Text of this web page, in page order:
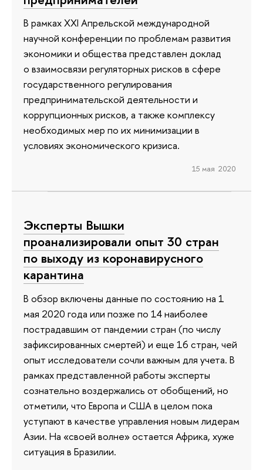
В рамках XXI Апрельской международной
научной конференции по проблемам развития
экономики и общества представлен доклад
о взаимосвязи регуляторных рисков в сфере
государственного регулирования
предпринимательской деятельности и
коррупционных рисков, а также комплексу
необходимых мер по их минимизации в
условиях экономического кризиса.
15 мая 2020
Эксперты Вышки
проанализировали опыт 30 стран
по выходу из коронавирусного
карантина
В обзор включены данные по состоянию на 1
мая 2020 года или позже по 14 наиболее
пострадавшим от пандемии стран (по числу
зафиксированных смертей) и еще 16 стран, чей
опыт исследователи сочли важным для учета. В
рамках представленной работы эксперты
сознательно воздержались от обобщений, но
отметили, что Европа и США в целом пока
уступают в качестве управления новым лидерам
Азии. На «своей волне» остается Африка, хуже
ситуация в Бразилии.